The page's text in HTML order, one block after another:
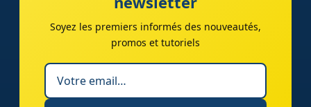
Soyez les premiers informés des nouveautés,
promos et tutoriels